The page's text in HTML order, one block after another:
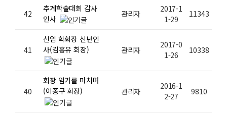
42
추계학술대회 감사
인사
관리자
2017-1
1-29
11343
41
신임 학회장 신년인
사(김홍유 회장)
관리자
2017-0
1-26
10338
40
회장 임기를 마치며
(이종구 회장)
관리자
2016-1
2-27
9810